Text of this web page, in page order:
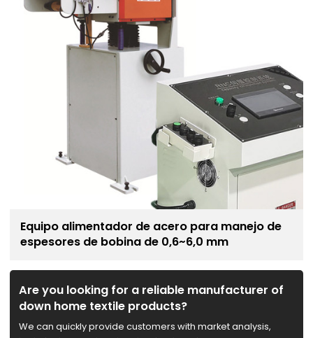
Equipo alimentador de acero para manejo de
espesores de bobina de 0,6~6,0 mm
Are you looking for a reliable manufacturer of
down home textile products?
We can quickly provide customers with market analysis,